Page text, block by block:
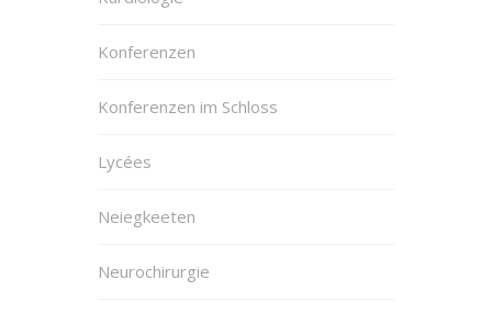
Konferenzen
Konferenzen im Schloss
Lycées
Neiegkeeten
Neurochirurgie